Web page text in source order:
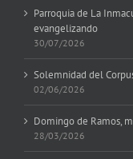
Parroquia de La
evangelizando
30/07/2026
Solemnidad del
02/06/2026
Domingo de Ramos,
28/03/2026